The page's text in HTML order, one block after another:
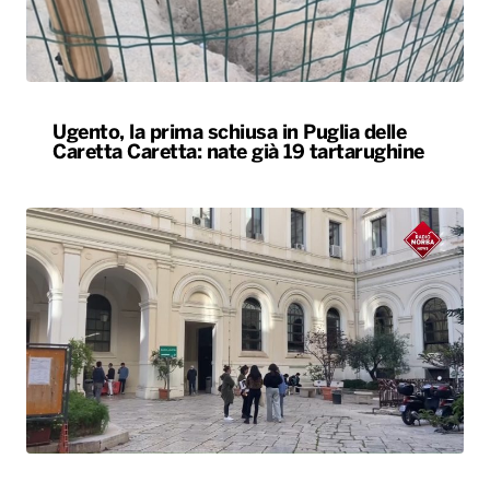
Ugento, la prima schiusa in Puglia delle
Caretta Caretta: nate già 19 tartarughine